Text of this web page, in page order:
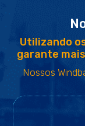
Utilizando
garante
Nossos